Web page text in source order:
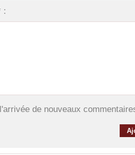
:
de nouveaux